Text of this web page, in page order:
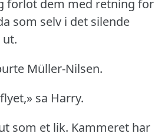
forlot dem med retning for
som selv i det silende
ut.
Müller-Nilsen.
sa Harry.
som et lik. Kammeret har